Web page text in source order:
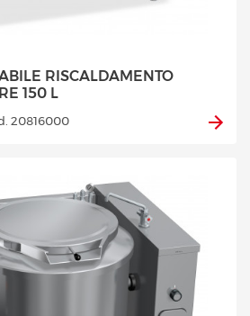
RISCALDAMENTO
150 L
20816000